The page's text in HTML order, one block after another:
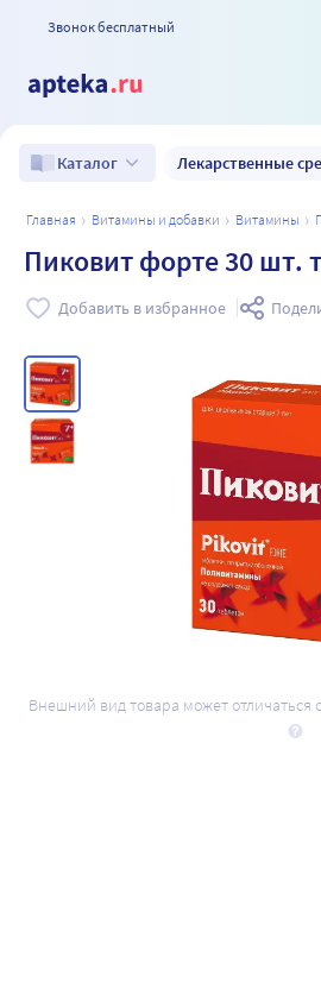
Звонок бесплатный
Каталог Лекарственные
главная витамины и добавки витамины
Пиковит форте 30 шт.
Добавить в избранное
Внешний вид товара может